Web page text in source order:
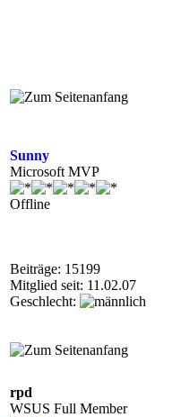
Sunny
Microsoft MVP
Offline
Beiträge: 15199
Mitglied seit: 11.02.07
Geschlecht:
rpd
WSUS Full Member